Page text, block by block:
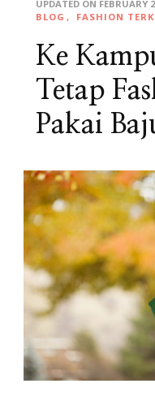
UPDATED ON FEBRUARY
BLOG
FASHION
Ke
Tetap
Pakai